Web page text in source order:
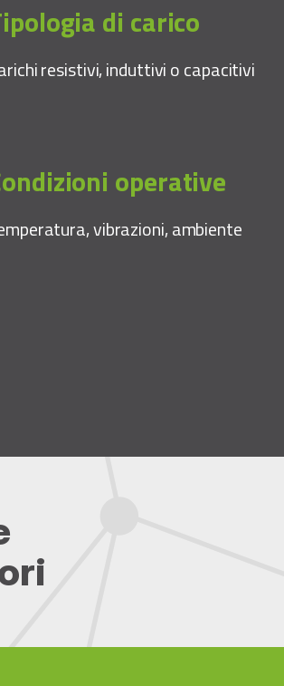
di carico
resistivi, induttivi o capacitivi
operative
vibrazioni, ambiente